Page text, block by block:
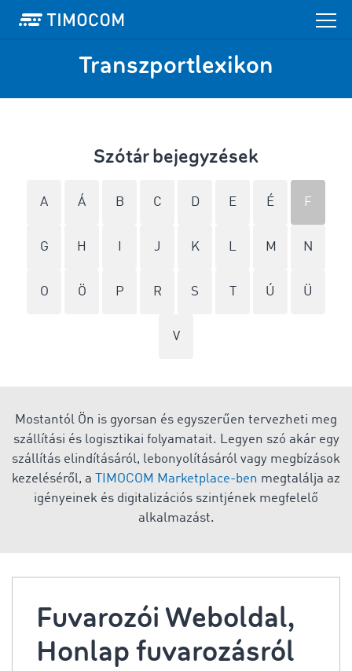
Transzportlexikon
Szótár bejegyzések
A Á B C D E É F
G H J K L M N
O Ö P R S Ú Ü
V
Mostantól Ön is gyorsan és egyszerűen tervezheti meg
szállítási és logisztikai folyamatait. Legyen szó akár egy
szállítás elindításáról, lebonyolításáról vagy megbízások
kezeléséről, a
TIMOCOM Marketplace-ben megtalálja az
igényeinek és digitalizációs szintjének megfelelő
alkalmazást.
Fuvarozói Weboldal,
Honlap fuvarozásról